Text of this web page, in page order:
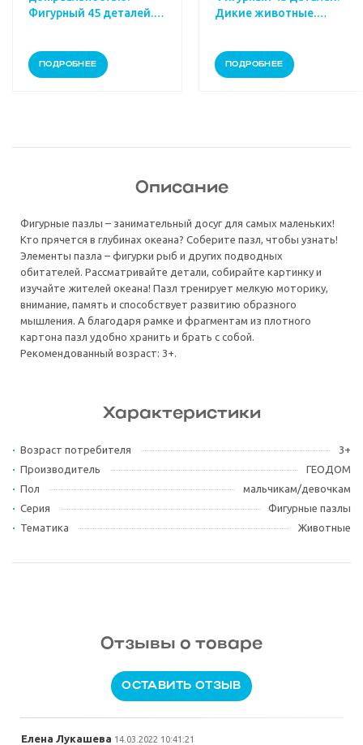
Фигурный 45 деталей.
ПОДРОБНЕЕ
Дикие животные.
ПОДРОБНЕЕ
Описание
Фигурные пазлы – занимательный досуг для самых маленьких!
Кто прячется в глубинах океана? Соберите пазл, чтобы узнать!
Элементы пазла – фигурки рыб и других подводных
обитателей. Рассматривайте детали, собирайте картинку и
изучайте жителей океана! Пазл тренирует мелкую моторику,
внимание, память и способствует развитию образного
мышления. А благодаря рамке и фрагментам из плотного
картона пазл удобно хранить и брать с собой.
Рекомендованный возраст: 3+.
Характеристики
Возраст потребителя
3+
Производитель
ГЕОДОМ
Пол
мальчикам/девочкам
Серия
Фигурные пазлы
Тематика
Животные
Отзывы о товаре
ОСТАВИТЬ ОТЗЫВ
Елена Лукашева 14.03.2022 10:41:21